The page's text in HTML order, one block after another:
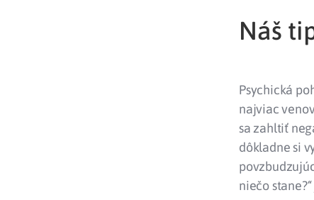
Náš
Psychická
najviac
sa zahltiť
dôkladne si
niečo